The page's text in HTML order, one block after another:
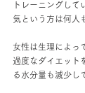
トレーニングして
気という方は何人
女性は生理によっ
過度なダイエット
る水分量も減少し